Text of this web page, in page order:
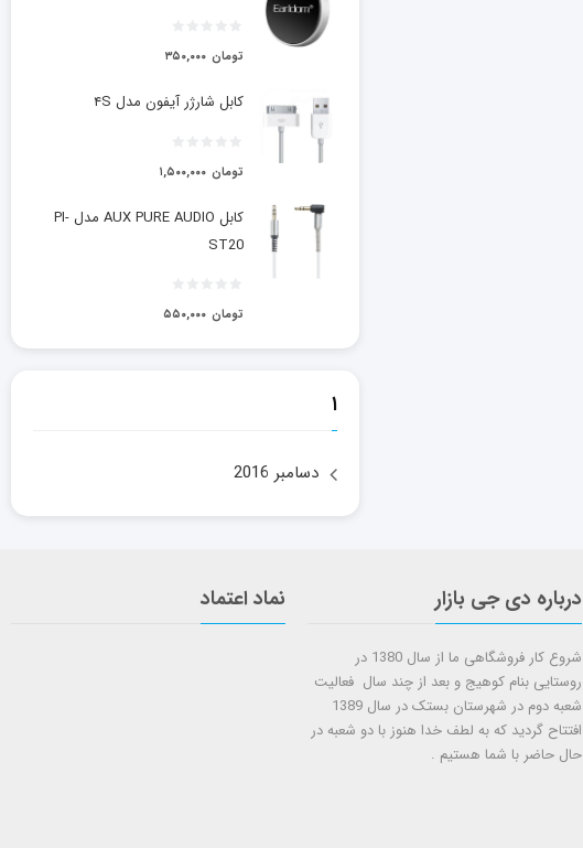
۳۵۰,۰۰۰ تومان
کابل شارژر آیفون مدل ۴S
۱,۵۰۰,۰۰۰ تومان
کابل AUX PURE AUDIO مدل PI-
ST20
۵۵۰,۰۰۰ تومان
۱
دسامبر 2016
درباره دی جی بازار
شروع کار فروشگاهی ما از سال 1380 در
روستایی بنام کوهیج و بعد از چند سال فعالیت
شعبه دوم در شهرستان بستک در سال 1389
افتتاح گردید که به لطف خدا هنوز با دو شعبه در
حال حاضر با شما هستيم .
نماد اعتماد